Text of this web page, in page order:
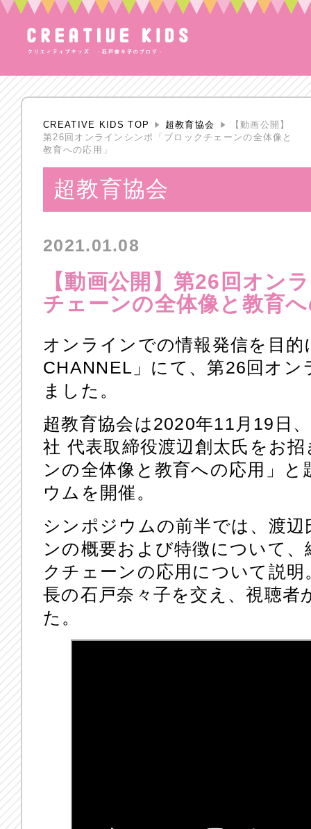
CREATIVE KIDS TOP 超教育協会
【動画公開】
第26回オンラインシンポ「ブロックチェーンの全体像と
教育への応用」
超教育協会
2021.01.08
【動画公開】第26回オン
チェーンの全体像と教育
オンラインでの情報発信を目
CHANNEL」にて、第26回オ
ました。
超教育協会は2020年11月19日
社 代表取締役渡辺創太氏をお
ンの全体像と教育への応用」
ウムを開催。
シンポジウムの前半では、渡
ンの概要および特徴について
クチェーンの応用について説
長の石戸奈々子を交え、視聴者
た。